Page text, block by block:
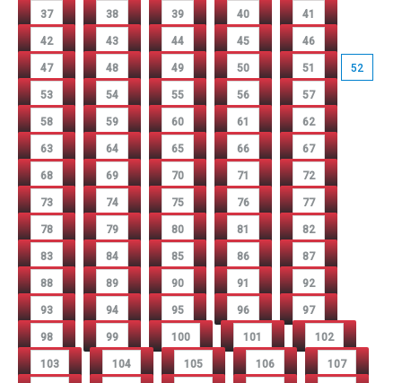
37 38 39 40 41
42 43 44 45 46
47 48 49 50 51 52
53 54 55 56 57
58 59 60 61 62
63 64 65 66 67
68 69 70 71 72
73 74 75 76 77
78 79 80 81 82
83 84 85 86 87
88 89 90 91 92
93 94 95 96 97
98 99 100 101 102
103 104 105 106 107